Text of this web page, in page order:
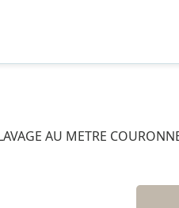
AU METRE